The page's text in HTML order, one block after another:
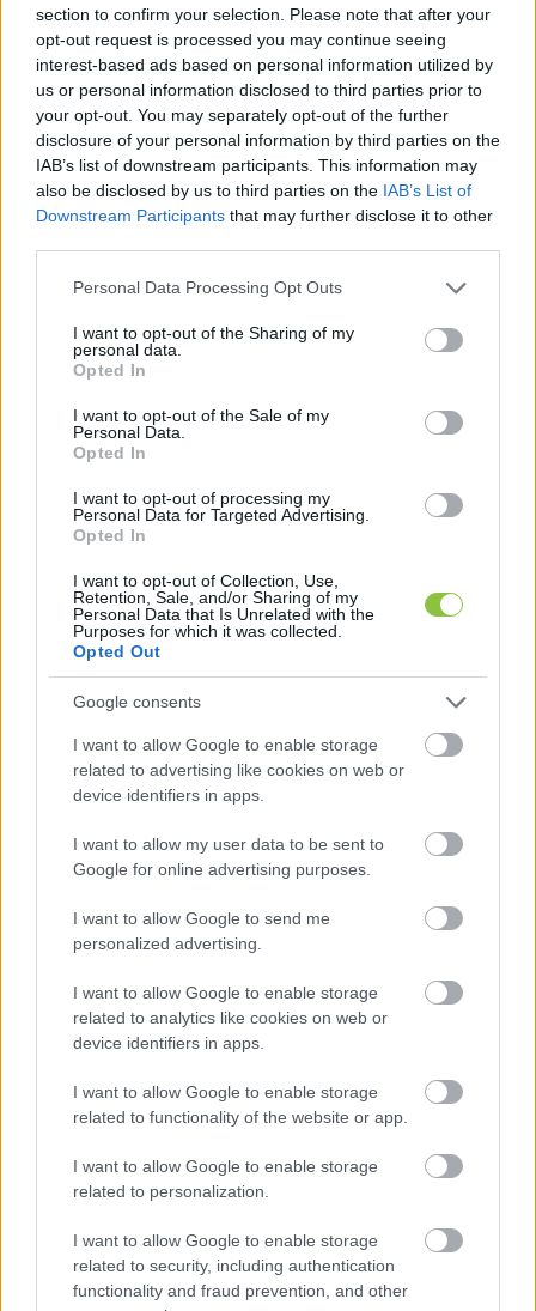
section to confirm your selection. Please note that after your
opt-out request is processed you may continue seeing
interest-based ads based on personal information utilized by
us or personal information disclosed to third parties prior to
your opt-out. You may separately opt-out of the further
disclosure of your personal information by third parties on the
IAB’s list of downstream participants. This information may
also be disclosed by us to third parties on the IAB’s List of
Downstream Participants that may further disclose it to other
Please note that this website/app uses one or more Google
not limited to your visit or usage behaviour. You may click to
grant or deny consent to Google and its third-party tags to
use your data for below specified purposes in below Google
consent section.
Personal Data Processing Opt Outs
I want to opt-out of the Sharing of my
personal data.
Opted In
I want to opt-out of the Sale of my
Personal Data.
Opted In
I want to opt-out of processing my
Personal Data for Targeted Advertising.
Opted In
I want to opt-out of Collection, Use,
Retention, Sale, and/or Sharing of my
Personal Data that Is Unrelated with the
Purposes for which it was collected.
Opted Out
Google consents
I want to allow Google to enable storage
related to advertising like cookies on web or
device identifiers in apps.
I want to allow my user data to be sent to
Google for online advertising purposes.
I want to allow Google to send me
personalized advertising.
I want to allow Google to enable storage
related to analytics like cookies on web or
device identifiers in apps.
I want to allow Google to enable storage
related to functionality of the website or app.
I want to allow Google to enable storage
related to personalization.
I want to allow Google to enable storage
related to security, including authentication
functionality and fraud prevention, and other
A Bányai Júlia Gimnázium három döntőbe jutott
csapata a Micélium, a Motipad és a Sport For All.
A kecskeméti fiatalok az alábbi ötleteket
dolgozzák ki a kihívás során:
Micélium
Problémafelvetés:
„A világban rengeteg szemét
töredéke is lehetne. Sok élelmiszer csomagolását
tévesen tisztának gondoljuk, pedig a boltban
koszos kézzel megfogják őket, így a felületükről
könnyen baktériumok kerülhetnek a
Megoldás: Megoldásként egy újrahasznosítható,
megújuló forrásból készült papíralternatívát
fejlesztettek ki, amely jóval kisebb terhet ró a
környezetre. Ennek köszönhetően plusz
csomagolói réteget is lehet adni a termékekhez,
hiszen a lebomló anyag nem szennyezi a
természetet.
Motipad
Problémafelvetés: „Az időseknek nagyon sok
veszélyeztetheti őket, mentális egészségük és
fizikai egészségük is romolhat, ha nincs meg a
megfelelő ellátás/figyelem.”
Megoldás: A „kihasználatlan” köztéri padokra
olyan hangdobozokat szerelnének, amelyek